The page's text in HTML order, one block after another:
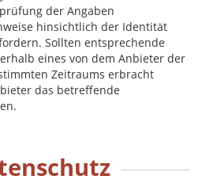
der Angaben
hinsichtlich der Identität
Sollten entsprechende
eines von dem Anbieter der
Zeitraums erbracht
das betreffende